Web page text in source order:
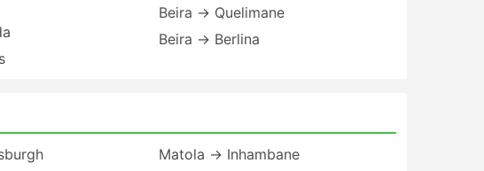
Beira → Quelimane
Beira → Berlina
Matola → Inhambane